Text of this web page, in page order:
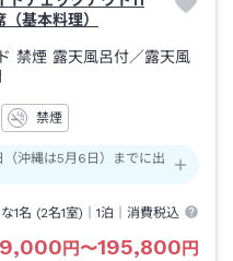
基本料理）
禁煙 露天風呂付／露天風
禁煙
沖縄は5月6日）までに出
1名 (2名1室)｜1泊 ｜消費税込
円〜195,800円